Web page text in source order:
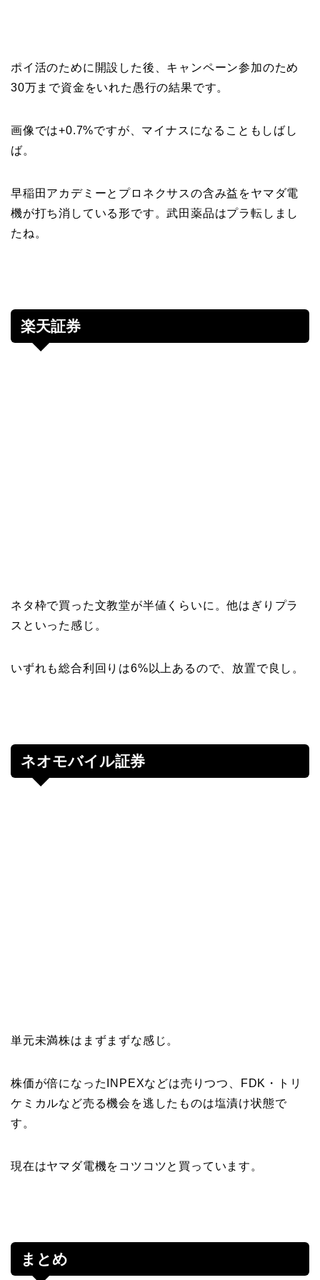
ポイ活のために開設した後、キャンペーン参加のため
30万まで資金をいれた愚行の結果です。
画像では+0.7%ですが、マイナスになることもしばし
ば。
早稲田アカデミーとプロネクサスの含み益をヤマダ電
機が打ち消している形です。武田薬品はプラ転しまし
たね。
楽天証券
ネタ枠で買った文教堂が半値くらいに。他はぎりプラ
スといった感じ。
いずれも総合利回りは6%以上あるので、放置で良し。
ネオモバイル証券
単元未満株はまずまずな感じ。
株価が倍になったINPEXなどは売りつつ、FDK・トリ
ケミカルなど売る機会を逃したものは塩漬け状態で
す。
現在はヤマダ電機をコツコツと買っています。
まとめ